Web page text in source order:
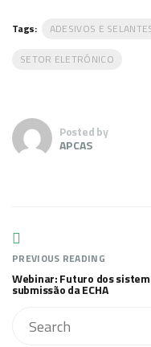
Tags: ADESIVOS E
SETOR ELETRÓNICO
Posted by
APCAS
PREVIOUS READING
Webinar: Futuro dos
submissão da ECHA